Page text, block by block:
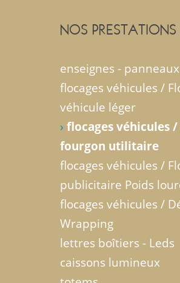
NOS PRESTATIONS
enseignes - panneaux
flocages véhicules /
véhicule léger
› flocages véhicules /
fourgon utilitaire
flocages véhicules /
publicitaire Poids
flocages véhicules /
Wrapping
lettres boîtiers - Leds
caissons lumineux